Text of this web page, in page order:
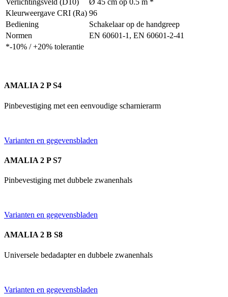
*-10% / +20% tolerantie
Verlichtingsveld (D10)
Ø 45 cm op 0.5 m *
Kleurweergave CRI (Ra) 96
Bediening
Schakelaar op de handgreep
Normen
EN 60601-1, EN 60601-2-41
AMALIA 2 P S4
Pinbevestiging met een eenvoudige scharnierarm
Varianten en gegevensbladen
AMALIA 2 P S7
Pinbevestiging met dubbele zwanenhals
Varianten en gegevensbladen
AMALIA 2 B S8
Universele bedadapter en dubbele zwanenhals
Varianten en gegevensbladen